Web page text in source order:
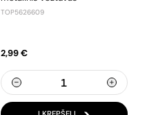
TOP5626609
2,99 €